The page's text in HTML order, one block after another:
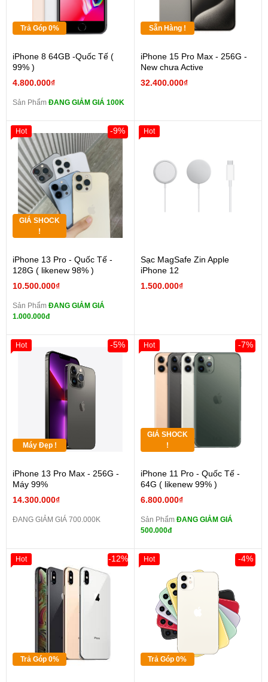
Trả Góp 0%
iPhone 8 64GB -Quốc Tế (
99% )
4.800.000₫
Sản Phẩm ĐANG GIẢM GIÁ 100K
Sẵn Hàng !
iPhone 15 Pro Max - 256G -
New chưa Active
32.400.000₫
GIÁ SHOCK
!
iPhone 13 Pro - Quốc Tế -
128G ( likenew 98% )
10.500.000₫
-9%
Sản Phẩm ĐANG GIẢM GIÁ
1.000.000đ
Hot
Sạc MagSafe Zin Apple
iPhone 12
1.500.000₫
Hot
Máy Đẹp !
iPhone 13 Pro Max - 256G -
Máy 99%
14.300.000₫
-5%
ĐANG GIẢM GIÁ 700.000K
Hot
GIÁ SHOCK
!
iPhone 11 Pro - Quốc Tế -
64G ( likenew 99% )
6.800.000₫
-7%
Sản Phẩm ĐANG GIẢM GIÁ
500.000đ
Hot
Trả Góp 0%
-12%
Hot
Trả Góp 0%
-4%
Hot